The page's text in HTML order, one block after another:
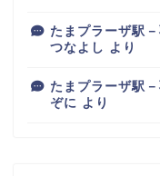
たまプラーザ駅
つなよし より
たまプラーザ駅
ぞに より